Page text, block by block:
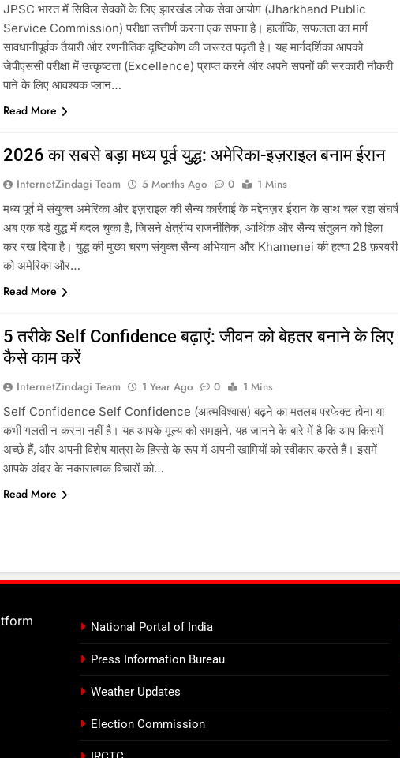
JPSC भारत में सिविल सेवकों के लिए झारखंड लोक सेवा आयोग (Jharkhand Public
Service Commission) परीक्षा उत्तीर्ण करना एक सपना है। हालाँकि, सफलता का मार्ग
सावधानीपूर्वक तैयारी और रणनीतिक दृष्टिकोण की जरूरत पढ़ती है। यह मार्गदर्शिका आपको
जेपीएससी परीक्षा में उत्कृष्टता (Excellence) प्राप्त करने और अपने सपनों की सरकारी नौकरी
पाने के लिए आवश्यक प्लान…
Read More
2026 का सबसे बड़ा मध्य पूर्व युद्ध: अमेरिका-इज़राइल बनाम ईरान
InternetZindagi Team 5 Months Ago 0
1 Mins
मध्य पूर्व में संयुक्त अमेरिका और इज़राइल की सैन्य कार्रवाई के मद्देनज़र ईरान के साथ चल रहा संघर्ष
अब एक बड़े युद्ध में बदल चुका है, जिसने क्षेत्रीय राजनीतिक, आर्थिक और सैन्य संतुलन को हिला
कर रख दिया है। युद्ध की मुख्य चरण संयुक्त सैन्य अभियान और Khamenei की हत्या 28 फ़रवरी
को अमेरिका और…
Read More
5 तरीके Self Confidence बढ़ाएं: जीवन को बेहतर बनाने के लिए
कैसे काम करें
InternetZindagi Team 1 Year Ago 0
1 Mins
Self Confidence Self Confidence (आत्मविश्वास) बढ़ने का मतलब परफेक्ट होना या
कभी गलती न करना नहीं है। यह आपके मूल्य को समझने, यह जानने के बारे में है कि आप किसमें
अच्छे हैं, और अपनी विशेष यात्रा के हिस्से के रूप में अपनी खामियों को स्वीकार करते हैं। इसमें
आपके अंदर के नकारात्मक विचारों को…
Read More
National Portal of India
Press Information Bureau
Weather Updates
Election Commission